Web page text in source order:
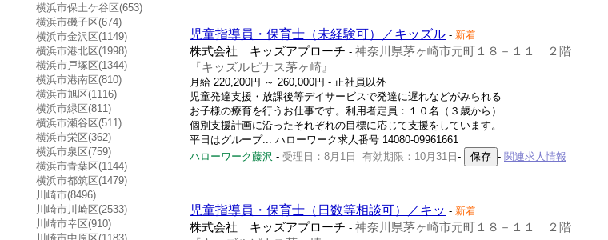
横浜市保土ケ谷区(653)
横浜市磯子区(674)
横浜市金沢区(1149)
横浜市港北区(1998)
横浜市戸塚区(1344)
横浜市港南区(810)
横浜市旭区(1116)
横浜市緑区(811)
横浜市瀬谷区(511)
横浜市栄区(362)
横浜市泉区(759)
横浜市青葉区(1144)
横浜市都筑区(1479)
川崎市(8496)
川崎市川崎区(2533)
川崎市幸区(910)
児童指導員・保育士（未経験可）／キッズル - 新着
株式会社 キッズアプローチ - 神奈川県茅ヶ崎市元町１８－１１ ２階
『キッズルピナス茅ヶ崎』
月給 220,200円 ～ 260,000円 - 正社員以外
児童発達支援・放課後等デイサービスで発達に遅れなどがみられる
お子様の療育を行うお仕事です。利用者定員：１０名（３歳から）
個別支援計画に沿ったそれぞれの目標に応じて支援をしています。
平日はグループ... ハローワーク求人番号 14080-09961661
ハローワーク藤沢 - 受理日：8月1日 有効期限：10月31日 - - 関連求人情報
児童指導員・保育士（日数等相談可）／キッ - 新着
株式会社 キッズアプローチ - 神奈川県茅ヶ崎市元町１８－１１ ２階